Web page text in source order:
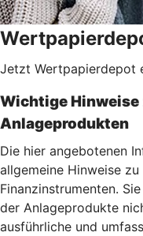
Jetzt Wertpapierdepot
Wichtige Hinweise
Anlageprodukten
Die hier angebotenen
allgemeine Hinweise
Finanzinstrumenten.
der Anlageprodukte
ausführliche und